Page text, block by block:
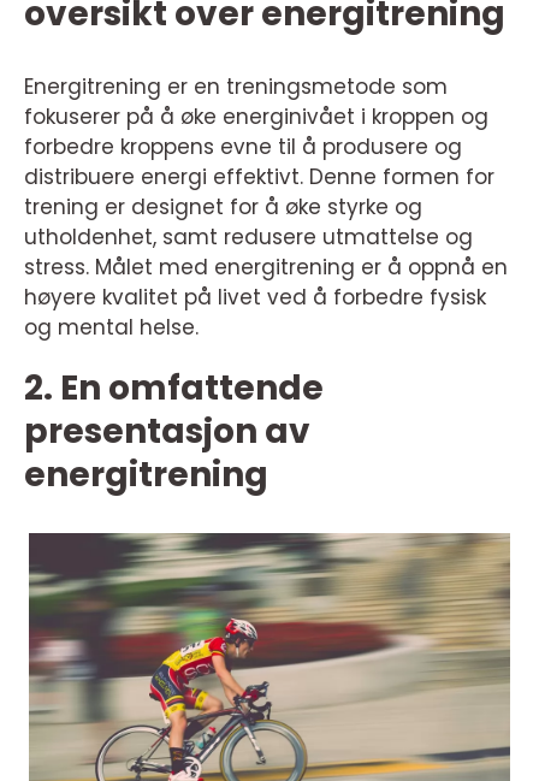
oversikt over energitrening
Energitrening er en treningsmetode som
fokuserer på å øke energinivået i kroppen og
forbedre kroppens evne til å produsere og
distribuere energi effektivt. Denne formen for
trening er designet for å øke styrke og
utholdenhet, samt redusere utmattelse og
stress. Målet med energitrening er å oppnå en
høyere kvalitet på livet ved å forbedre fysisk
og mental helse.
2. En omfattende
presentasjon av
energitrening